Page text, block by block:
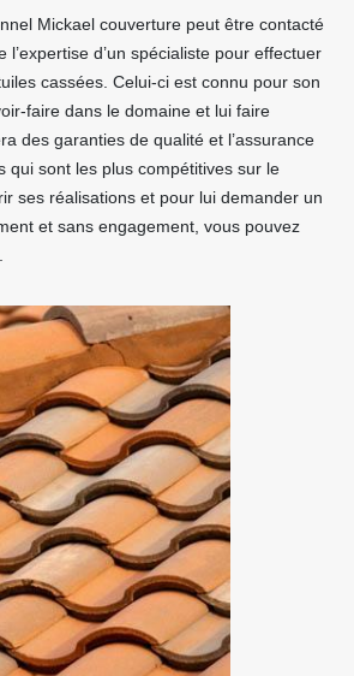
Mickael couverture peut être contacté
l’expertise d’un spécialiste pour effectuer
cassées. Celui-ci est connu pour son
faire dans le domaine et lui faire
des garanties de qualité et l’assurance
qui sont les plus compétitives sur le
ses réalisations et pour lui demander un
et sans engagement, vous pouvez